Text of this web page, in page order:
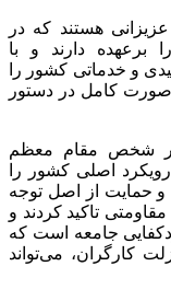
هستند که در
دارند و با
و خدماتی کشور را
صورت کامل در دستور
شخص مقام معظم
اصلی کشور را
و حمایت از اصل توجه
تاکید کردند و
جامعه است که
کارگران، می‌تواند